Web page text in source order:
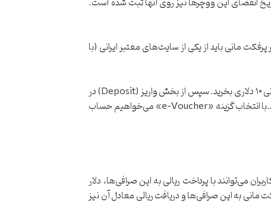
مانی باید از یکی از سایت‌های معتبر ایرانی (با
مثلا اگر می‌خواهید حساب خود را به میزان ۱۰ دلار شارژ کنید فقط کافیست به سایت‌های ایرانی مراجعه کنید و یک ووچر پرفکت مانی ۱۰ دلاری بخرید. سپس از بخش واریز (Deposit) در
حساب پرفکت مانیِ خود، گزینه شارژ با ووچر (e-Voucher) را انتخاب کنید و اطلاعات ووچر خود را وارد کنید تا حسابتان شارژ شود.با انتخاب گزینه «e-Voucher» می‌خواهیم حساب
می‌توانند با پرداخت ریالی به این صرافی‌ها، دلار
به این صرافی‌ها و دریافت ریالی معادل آن نیز